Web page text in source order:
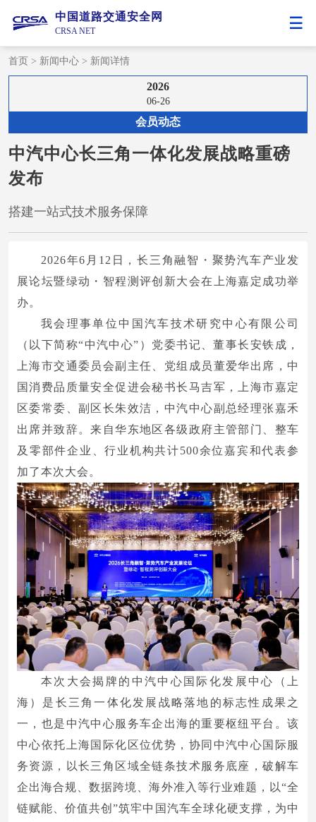
中国道路交通安全网
CRSA NET
首页 > 新闻中心 > 新闻详情
2026
06-26
会员动态
中汽中心长三角一体化发展战略重磅
发布
搭建一站式技术服务保障
2026年6月12日，长三角融智・聚势汽车产业发
展论坛暨绿动・智程测评创新大会在上海嘉定成功举
办。
我会理事单位中国汽车技术研究中心有限公司
（以下简称“中汽中心”）党委书记、董事长安铁成，
上海市交通委员会副主任、党组成员董爱华出席，中
国消费品质量安全促进会秘书长马吉军，上海市嘉定
区委常委、副区长朱效洁，中汽中心副总经理张嘉禾
出席并致辞。来自华东地区各级政府主管部门、整车
及零部件企业、行业机构共计500余位嘉宾和代表参
加了本次大会。
本次大会揭牌的中汽中心国际化发展中心（上
海）是长三角一体化发展战略落地的标志性成果之
一，也是中汽中心服务车企出海的重要枢纽平台。该
中心依托上海国际化区位优势，协同中汽中心国际服
务资源，以长三角区域全链条技术服务底座，破解车
企出海合规、数据跨境、海外准入等行业难题，以“全
链赋能、价值共创”筑牢中国汽车全球化硬支撑，为中